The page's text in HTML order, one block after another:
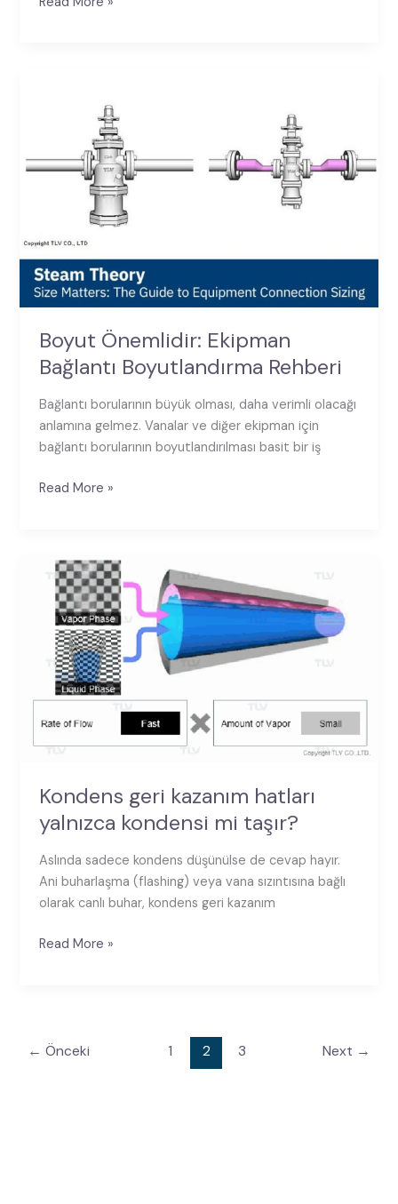
Boyut Önemlidir: Ekipman
Bağlantı Boyutlandırma Rehberi
Bağlantı borularının büyük olması, daha verimli olacağı
anlamına gelmez. Vanalar ve diğer ekipman için
bağlantı borularının boyutlandırılması basit bir iş
Boyutlandırma
Read More »
Kondens geri kazanım hatları
yalnızca kondensi mi taşır?
Aslında sadece kondens düşünülse de cevap hayır.
Ani buharlaşma (flashing) veya vana sızıntısına bağlı
olarak canlı buhar, kondens geri kazanım
Kondens
geri
kazanım
hatları
yalnızca
kondensi
Read More »
← Önceki 1 2 3 Next →